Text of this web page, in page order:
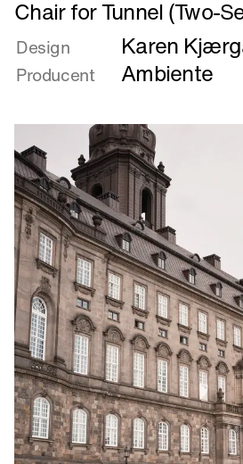
mere
om
Chair
for
(Two-
Seater)
Chair for Tunnel (Two-
Design Karen
Producent Ambiente